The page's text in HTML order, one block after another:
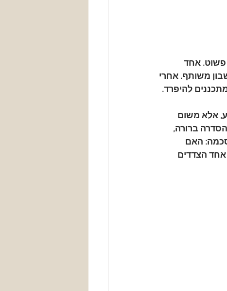
פשוט. אחד
משותף. אחרי
להיפרד.
אלא משום
הסדרה ברורה,
האם
אחד הצדדים